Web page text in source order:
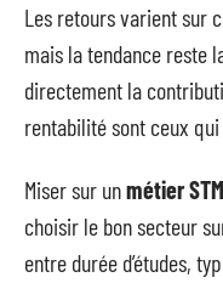
Les retours varient sur
mais la tendance reste
directement la
rentabilité sont ceux
Miser sur unmétier
choisir le bon secteur
entre durée d’études,